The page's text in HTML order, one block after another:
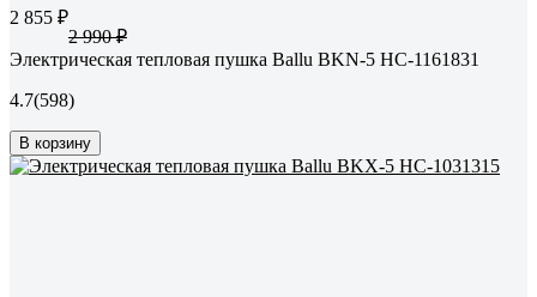
2 855 ₽
2 990 ₽
Электрическая тепловая пушка Ballu BKN-5 НС-1161831
4.7(598)
В корзину